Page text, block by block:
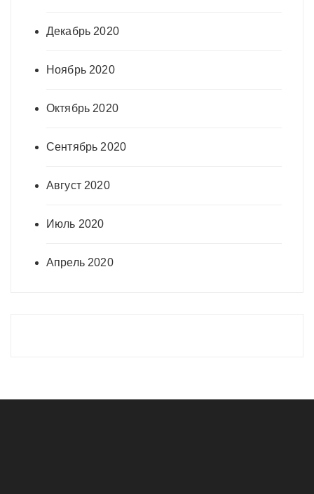
Декабрь 2020
Ноябрь 2020
Октябрь 2020
Сентябрь 2020
Август 2020
Июль 2020
Апрель 2020